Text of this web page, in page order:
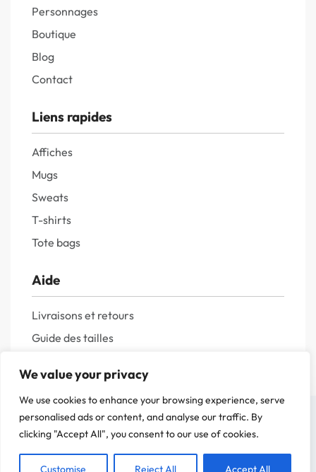
We value your privacy
We use cookies to enhance your browsing experience, serve
personalised ads or content, and analyse our traffic. By
clicking "Accept All", you consent to our use of cookies.
Customise Reject All Accept All
Personnages
Boutique
Blog
Contact
Liens rapides
Affiches
Mugs
Sweats
T-shirts
Tote bags
Aide
Livraisons et retours
Guide des tailles
Politique de confidentialité
Mentions légales
On a attendu d'être sûr que le contenu de notre site vous intéresse avant de
C'est OK pour vous ?